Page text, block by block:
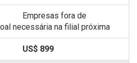
Empresas fora de
necessária na filial próxima
US$ 899